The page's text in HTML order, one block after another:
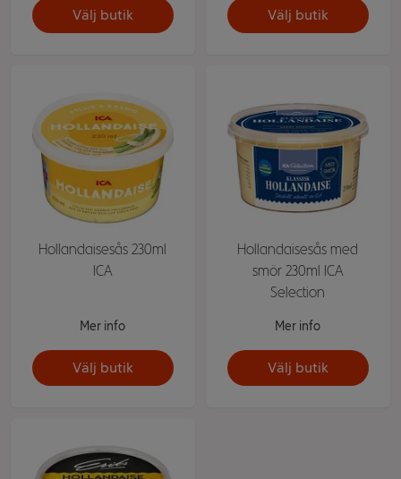
Välj butik Välj butik
Hollandaisesås 230ml
ICA
Mer info
Välj butik
Hollandaisesås med
smör 230ml ICA
Selection
Mer info
Välj butik